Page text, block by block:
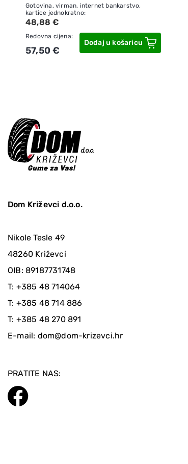
Gotovina, virman, internet bankarstvo,
kartice jednokratno:
48,88 €
Redovna cijena:
57,50 €
Dodaj u košaricu
Dom Križevci d.o.o.
Nikole Tesle 49
48260 Križevci
OIB: 89187731748
T: +385 48 714064
T: +385 48 714 886
T: +385 48 270 891
E-mail: dom@dom-krizevci.hr
PRATITE NAS: